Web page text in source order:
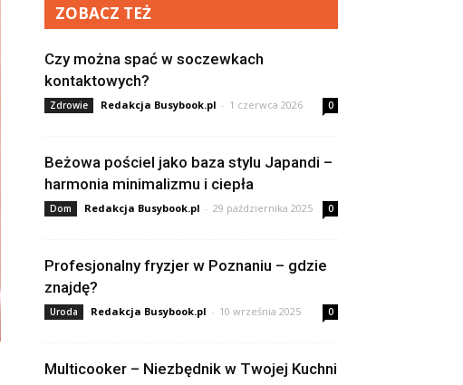
ZOBACZ TEŻ
Czy można spać w soczewkach
kontaktowych?
Zdrowie Redakcja Busybook.pl - 1 czerwca 2026 0
Beżowa pościel jako baza stylu Japandi –
harmonia minimalizmu i ciepła
Dom Redakcja Busybook.pl - 29 października 2025 0
Profesjonalny fryzjer w Poznaniu – gdzie
znajdę?
Uroda Redakcja Busybook.pl - 10 września 2025 0
Multicooker – Niezbędnik w Twojej Kuchni